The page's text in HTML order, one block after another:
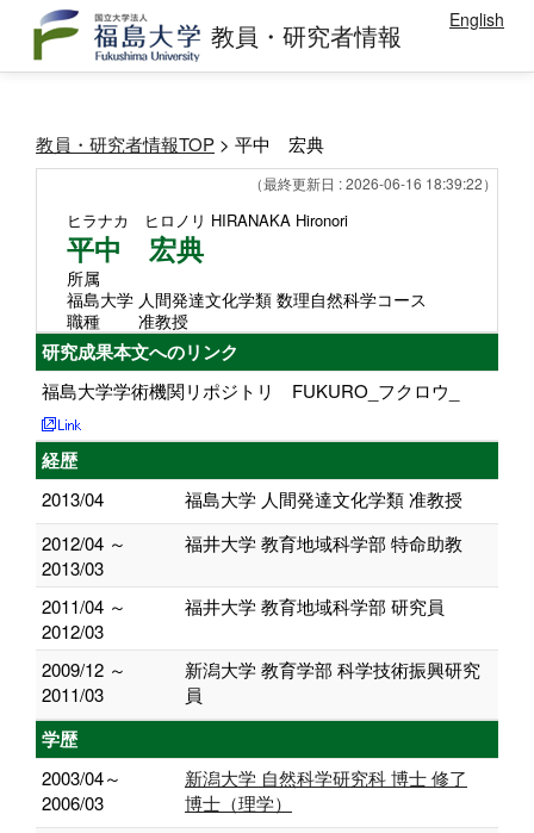
教員・研究者情報 English
教員・研究者情報TOP > 平中 宏典
（最終更新日 : 2026-06-16 18:39:22）
ヒラナカ ヒロノリ HIRANAKA Hironori
平中 宏典
所属
福島大学 人間発達文化学類 数理自然科学コース
職種
准教授
研究成果本文へのリンク
福島大学学術機関リポジトリ FUKURO_フクロウ_
経歴
2013/04
福島大学 人間発達文化学類 准教授
2012/04 ～
2013/03
福井大学 教育地域科学部 特命助教
2011/04 ～
2012/03
福井大学 教育地域科学部 研究員
2009/12 ～
2011/03
新潟大学 教育学部 科学技術振興研究
員
学歴
2003/04～
2006/03
新潟大学 自然科学研究科 博士 修了
博士（理学）